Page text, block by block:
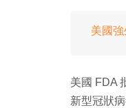
美國
美國 FDA
新型冠狀